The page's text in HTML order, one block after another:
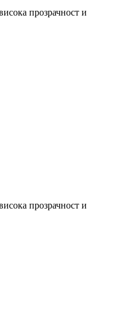
прозрачност и
прозрачност и